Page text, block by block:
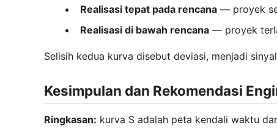
Realisasi tepat pada rencana— proyek
Realisasi di bawah rencana— proyek
Selisih kedua kurva disebut deviasi, menjadi
Kesimpulan dan Rekomendasi
Ringkasan: kurva S adalah peta kendali waktu